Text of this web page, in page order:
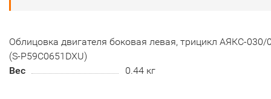
Облицовка двигателя боковая левая, трицикл АЯКС-030/
(S-P59C0651DXU)
Вес
0.44 кг